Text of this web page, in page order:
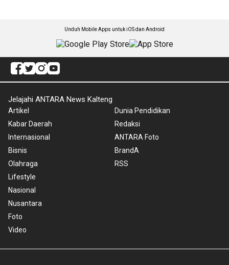
Unduh Mobile Apps untuk iOS dan Android
Jelajahi ANTARA News Kalteng
Artikel
Kabar Daerah
Internasional
Bisnis
Olahraga
Lifestyle
Nasional
Nusantara
Foto
Video
Dunia Pendidikan
Redaksi
ANTARA Foto
BrandA
RSS